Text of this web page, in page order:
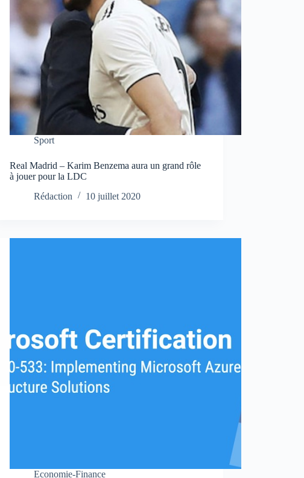
Sport
Real Madrid – Karim Benzema aura un grand rôle
à jouer pour la LDC
Rédaction
10 juillet 2020
Economie-Finance